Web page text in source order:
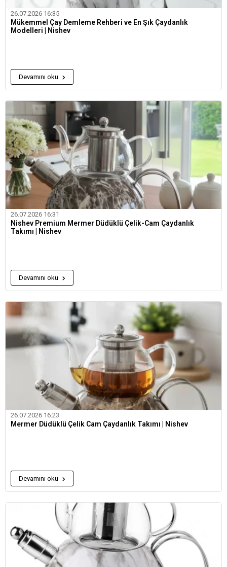
26.07.2026 16:35
Mükemmel Çay Demleme Rehberi ve En Şık Çaydanlık
Modelleri | Nishev
Devamını oku
26.07.2026 16:31
Nishev Premium Mermer Düdüklü Çelik-Cam Çaydanlık
Takımı | Nishev
Devamını oku
26.07.2026 16:23
Mermer Düdüklü Çelik Cam Çaydanlık Takımı | Nishev
Devamını oku